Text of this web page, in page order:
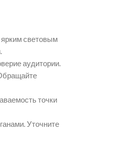
световым
аудитории.
точки
Уточните